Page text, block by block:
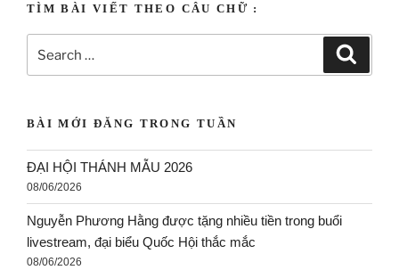
TÌM BÀI VIẾT THEO CÂU CHỮ :
BÀI MỚI ĐĂNG TRONG TUẦN
ĐẠI HỘI THÁNH MẪU 2026
08/06/2026
Nguyễn Phương Hằng được tặng nhiều tiền trong buổi
livestream, đại biểu Quốc Hội thắc mắc
08/06/2026